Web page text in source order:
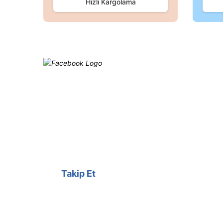
Ürün açıklamasında eksik bilgiler bulunuyor.
Ürün bilgilerinde hatalar bulunuyor.
Hızlı Kargolama
Takip Et